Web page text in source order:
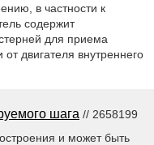
в частности к
содержит
для приема
двигателя внутреннего
шага // 2658199
и может быть